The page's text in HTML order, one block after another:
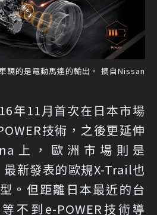
輛的是電動馬達的輸出。 摘自Nissan
年11月首次在日本市場
技術，之後更延伸
上，歐洲市場則是
新發表的歐規X-Trail也
。但距離日本最近的台
不到e-POWER技術導